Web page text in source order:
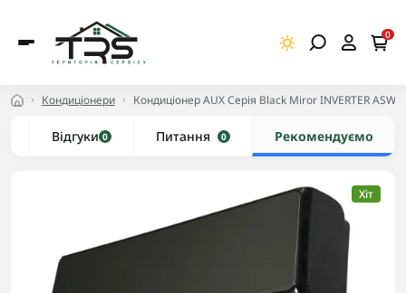
0
Кондиціонери Кондиціонер AUX Серія Black Miror INVERTER ASW-
Відгуки 0 Питання 0 Рекомендуємо
Хіт